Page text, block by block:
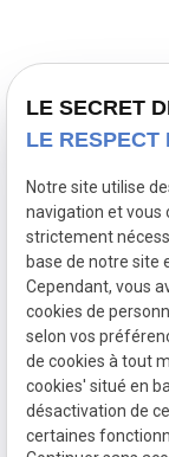
Accueil
Nos
Prestations
Actualités
Contact
Mentions
légales
LE SECRET
LE RESPECT
Notre site utilise
navigation et vous
strictement
base de notre site
Cependant, vous
cookies de
selon vos
de cookies à tout
cookies' situé en
désactivation de
certaines